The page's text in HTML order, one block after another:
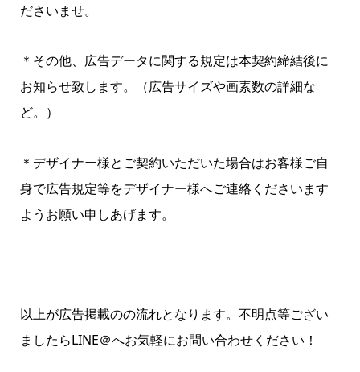
ださいませ。
＊その他、広告データに関する規定は本契約締結後に
お知らせ致します。（広告サイズや画素数の詳細な
ど。）
＊デザイナー様とご契約いただいた場合はお客様ご自
身で広告規定等をデザイナー様へご連絡くださいます
ようお願い申しあげます。
以上が広告掲載のの流れとなります。不明点等ござい
ましたらLINE＠へお気軽にお問い合わせください！